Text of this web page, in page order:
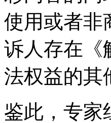
使用或者非
诉人存在《
法权益的其
鉴此，专家